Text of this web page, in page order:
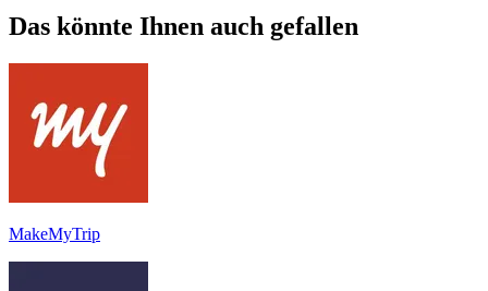
Das könnte Ihnen auch gefallen
MakeMyTrip